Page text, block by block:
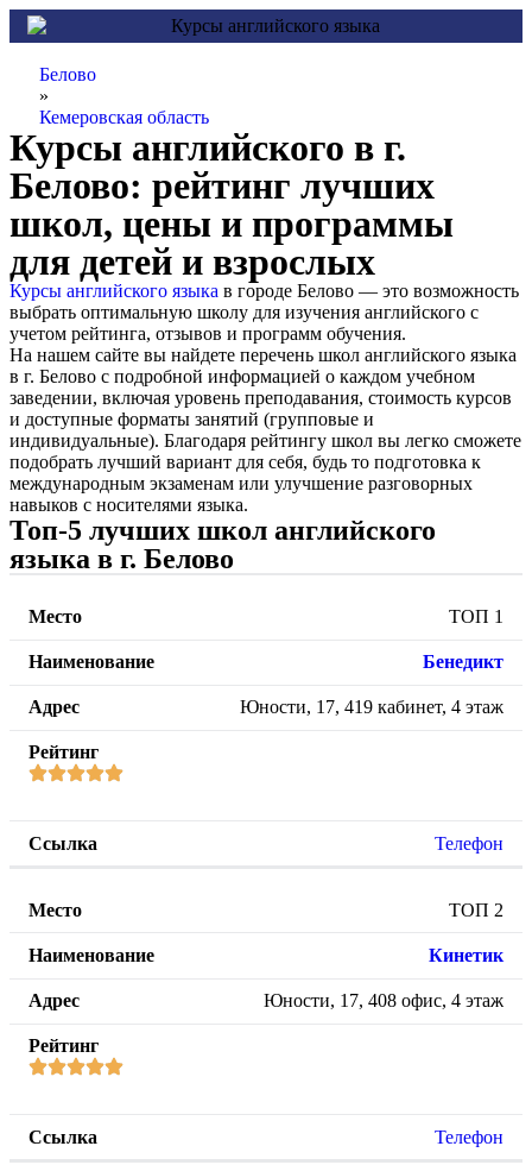
Белово
»
Кемеровская область
Курсы английского в г.
Белово: рейтинг лучших
школ, цены и программы
для детей и взрослых
Курсы английского языка в городе Белово — это возможность
выбрать оптимальную школу для изучения английского с
учетом рейтинга, отзывов и программ обучения.
На нашем сайте вы найдете перечень школ английского языка
в г. Белово с подробной информацией о каждом учебном
заведении, включая уровень преподавания, стоимость курсов
и доступные форматы занятий (групповые и
индивидуальные). Благодаря рейтингу школ вы легко сможете
подобрать лучший вариант для себя, будь то подготовка к
международным экзаменам или улучшение разговорных
навыков с носителями языка.
Топ-5 лучших школ английского
языка в г. Белово
ТОП 1
Бенедикт
Юности, 17, 419 кабинет, 4 этаж
Телефон
ТОП 2
Кинетик
Юности, 17, 408 офис, 4 этаж
Телефон